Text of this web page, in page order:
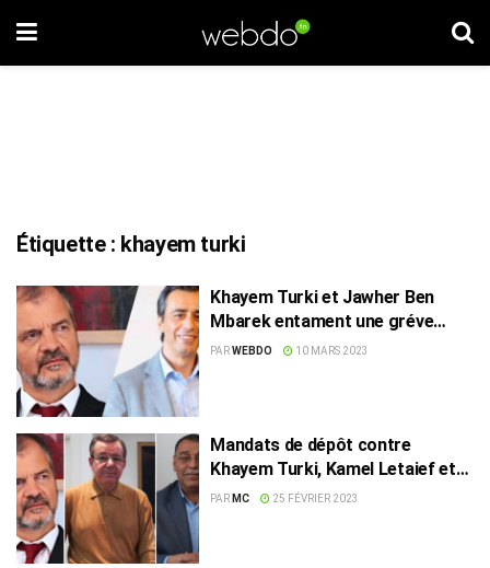
Étiquette : khayem turki
Khayem Turki et Jawher Ben
Mbarek entament une gréve
sauvage de la faim
PARWEBDO 10 MARS 2023
Mandats de dépôt contre
Khayem Turki, Kamel Letaief et
Abdelhamid Jelassi
PAR MC 25 FÉVRIER 2023